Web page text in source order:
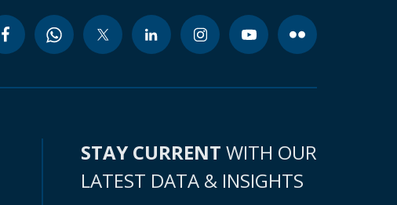
STAY CURRENT WITH OUR
LATEST DATA & INSIGHTS